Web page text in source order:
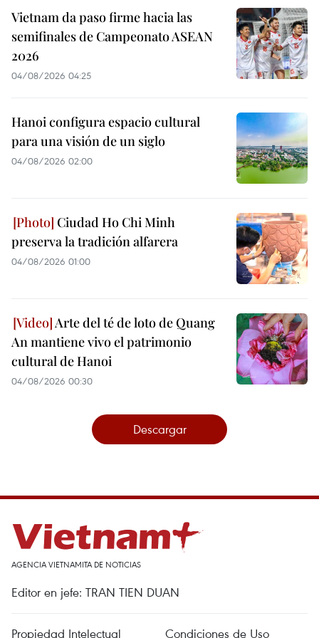
Vietnam da paso firme hacia las
semifinales de Campeonato ASEAN
2026
04/08/2026 04:25
Hanoi configura espacio cultural
para una visión de un siglo
04/08/2026 02:00
Ciudad Ho Chi Minh
preserva la tradición alfarera
04/08/2026 01:00
Arte del té de loto de Quang
An mantiene vivo el patrimonio
cultural de Hanoi
04/08/2026 00:30
Descargar
AGENCIA VIETNAMITA DE NOTICIAS
Editor en jefe: TRAN TIEN DUAN
Propiedad Intelectual Condiciones de Uso